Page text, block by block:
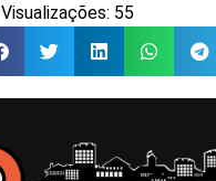
Visualizações: 55